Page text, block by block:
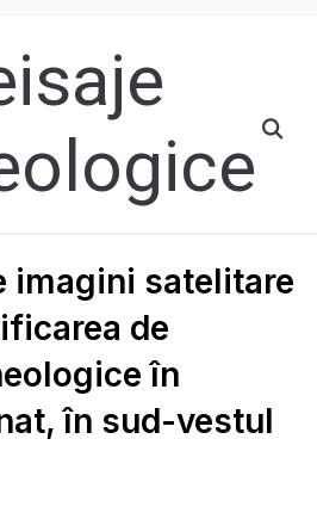
imagini satelitare
de
în
în sud-vestul